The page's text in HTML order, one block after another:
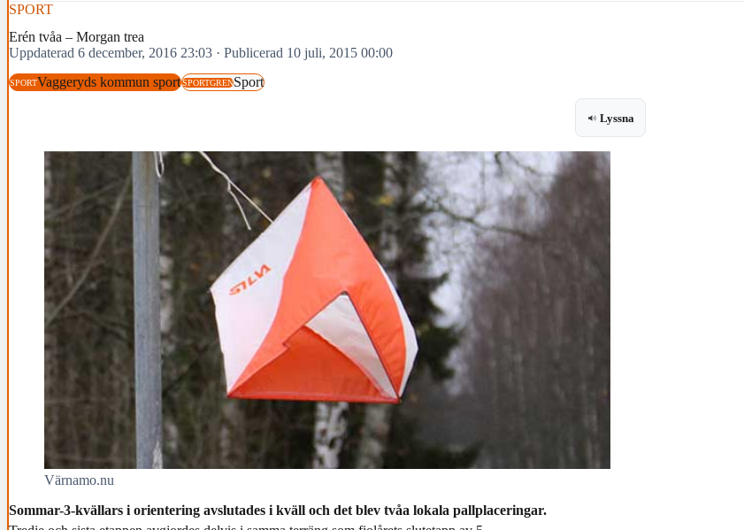
SPORT
Erén tvåa – Morgan trea
Uppdaterad 6 december, 2016 23:03 · Publicerad 10 juli, 2015 00:00
SPORTVaggeryds kommun sportSPORTGRENSport
Lyssna
Värnamo.nu
Sommar-3-kvällars i orientering avslutades i kväll och det blev tvåa lokala pallplaceringar.